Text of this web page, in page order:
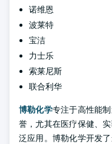
诺维恩
波莱特
宝洁
力士乐
索莱尼斯
联合利华
博勒化学专注于高性能
誉，尤其在医疗保健、
泛应用。博勒化学开发